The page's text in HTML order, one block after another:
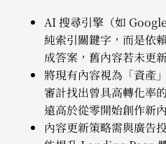
AI 搜尋引擎（如
純索引關鍵字，而是依
成答案，舊內容若未更
將現有內容視為「資產
審計找出曾具高轉化率
遠高於從零開始創作新
內容更新策略需與廣告